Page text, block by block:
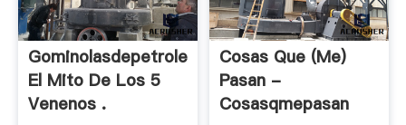
Gominolasdepetroleo:
El Mito De Los 5
Venenos .
Cosas Que (me)
Pasan -
Cosasqmepasan